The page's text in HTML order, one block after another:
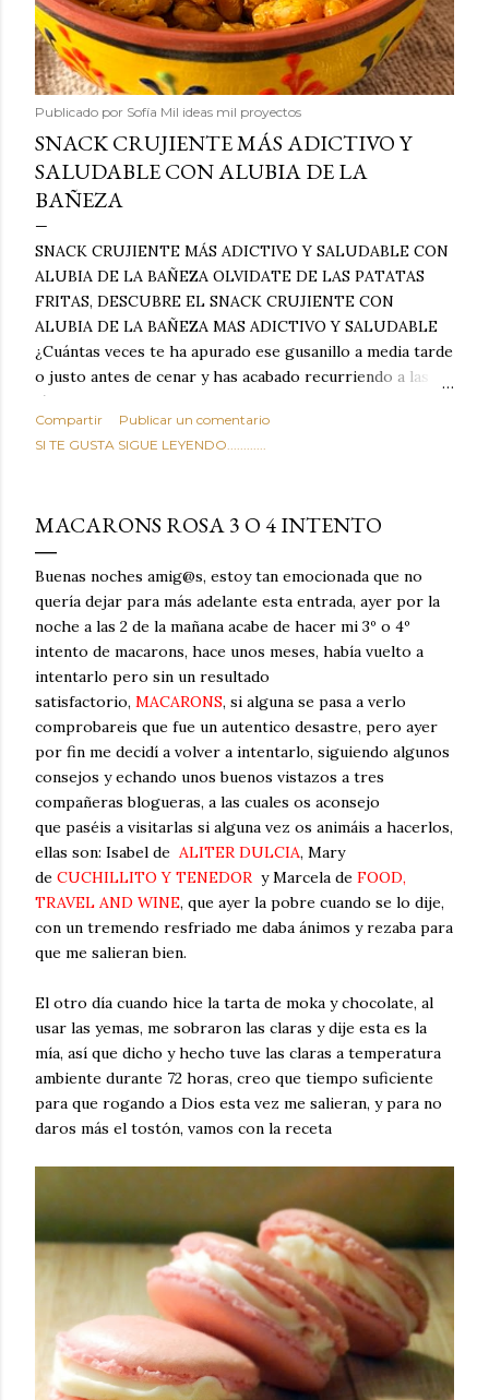
Publicado por Sofía Mil ideas mil proyectos
SNACK CRUJIENTE MÁS ADICTIVO Y
SALUDABLE CON ALUBIA DE LA
BAÑEZA
SNACK CRUJIENTE MÁS ADICTIVO Y SALUDABLE CON
ALUBIA DE LA BAÑEZA OLVIDATE DE LAS PATATAS
FRITAS, DESCUBRE EL SNACK CRUJIENTE CON
ALUBIA DE LA BAÑEZA MAS ADICTIVO Y SALUDABLE
¿Cuántas veces te ha apurado ese gusanillo a media tarde
o justo antes de cenar y has acabado recurriendo a las
típicas patatas de bolsa, frutos secos fritos o snacks
ultraprocesados llenos de grasas saturadas y sodio?
Todos hemos estado ahí. Sin embargo, cuidarse no tiene
satisface. Estas alubias crujientes al horno van a cambiar
por completo tu forma de ver las legumbres. Olvídate de
asociar las alubias únicamente a los guisos tradicionales y
copiosos de invierno. Con esta receta simple pero
revolucionaria, transformaremos un ingrediente tan
humilde como la alubia de La Bañeza en un snack ligero,
dorado, cargado de proteína y 100% natural. Es el
sustituto perfecto a los frutos se...
Compartir
Publicar un comentario
SI TE GUSTA SIGUE LEYENDO............
MACARONS ROSA 3 O 4 INTENTO
Buenas noches amig@s, estoy tan emocionada que no
quería dejar para más adelante esta entrada, ayer por la
noche a las 2 de la mañana acabe de hacer mi 3º o 4º
intento de macarons, hace unos meses, había vuelto a
intentarlo pero sin un resultado
satisfactorio, MACARONS, si alguna se pasa a verlo
comprobareis que fue un autentico desastre, pero ayer
por fin me decidí a volver a intentarlo, siguiendo algunos
consejos y echando unos buenos vistazos a tres
compañeras blogueras, a las cuales os aconsejo
que paséis a visitarlas si alguna vez os animáis a hacerlos,
ellas son: Isabel de ALITER DULCIA, Mary
de CUCHILLITO Y TENEDOR y Marcela de FOOD,
TRAVEL AND WINE, que ayer la pobre cuando se lo dije,
con un tremendo resfriado me daba ánimos y rezaba para
que me salieran bien.
El otro día cuando hice la tarta de moka y chocolate, al
usar las yemas, me sobraron las claras y dije esta es la
mía, así que dicho y hecho tuve las claras a temperatura
ambiente durante 72 horas, creo que tiempo suficiente
para que rogando a Dios esta vez me salieran, y para no
daros más el tostón, vamos con la receta